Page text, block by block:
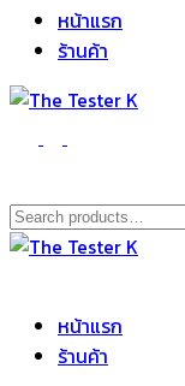
หน้าแรก
ร้านค้า
The Tester K
Korean cosmetics
Search
for:
หน้าแรก
ร้านค้า